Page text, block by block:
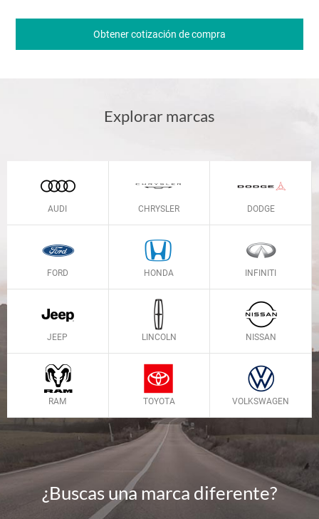
Obtener cotización de compra
Explorar marcas
AUDI CHRYSLER DODGE
FORD HONDA INFINITI
JEEP LINCOLN NISSAN
RAM TOYOTA VOLKSWAGEN
¿Buscas una marca diferente?